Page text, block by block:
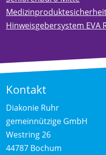
Hinweisgebersystem EVA
Kontakt
Diakonie Ruhr
gemeinnützige GmbH
Westring 26
44787 Bochum